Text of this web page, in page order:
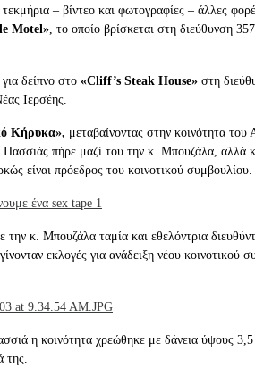
– βίντεο και φωτογραφίες – άλλες
Motel» , το οποίο βρίσκεται στη διεύθυνση
δείπνο στο «Cliff’s Steak House» στη
Ιερσέης.
Κήρυκα», μεταβαίνοντας στην κοινότητα
Πασσιάς πήρε μαζί του την κ. Μπουζάλα, αλλά
είναι πρόεδρος του κοινοτικού συμβουλίου.
κ. Μπουζάλα ταμία και εθελόντρια
εκλογές για ανάδειξη νέου κοινοτικού
η κοινότητα χρεώθηκε με δάνεια ύψους
της.